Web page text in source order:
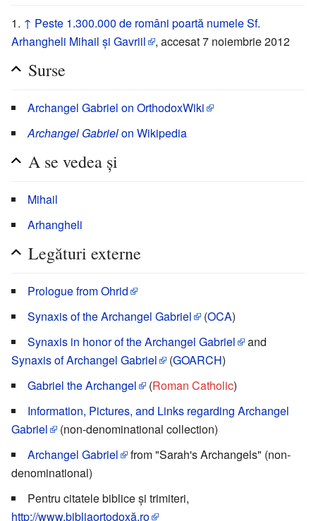
↑ Peste 1.300.000 de români poartă numele Sf.
Arhangheli Mihail şi Gavriil
, accesat 7 noiembrie 2012
Surse
Archangel Gabriel on OrthodoxWiki
Archangel Gabrielon Wikipedia
A se vedea și
Mihail
Arhangheli
Legături externe
Prologue from Ohrid
Synaxis of the Archangel Gabriel
(OCA)
Synaxis in honor of the Archangel Gabriel
and
Synaxis of Archangel Gabriel
(GOARCH)
Gabriel the Archangel
(Roman Catholic)
Information, Pictures, and Links regarding Archangel
Gabriel
(non-denominational collection)
Archangel Gabriel
from "Sarah's Archangels" (non-
denominational)
Pentru citatele biblice și trimiteri,
http://www.bibliaortodoxă.ro